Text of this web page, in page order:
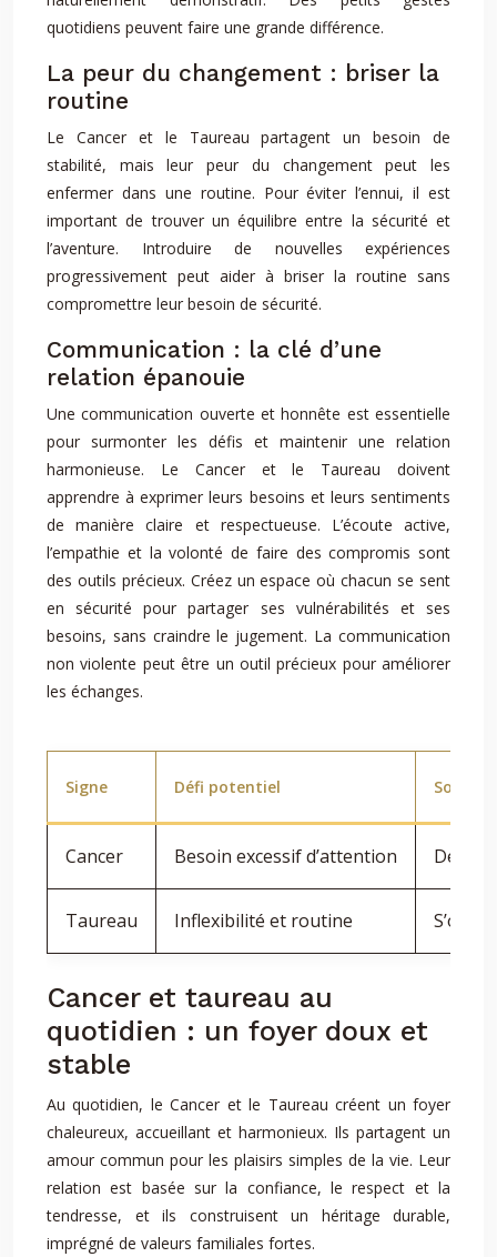
quotidiens peuvent faire une grande différence.
La peur du changement : briser la
routine
Le Cancer et le Taureau partagent un besoin de
stabilité, mais leur peur du changement peut les
enfermer dans une routine. Pour éviter l’ennui, il est
important de trouver un équilibre entre la sécurité et
l’aventure. Introduire de nouvelles expériences
progressivement peut aider à briser la routine sans
compromettre leur besoin de sécurité.
Communication : la clé d’une
relation épanouie
Une communication ouverte et honnête est essentielle
pour surmonter les défis et maintenir une relation
harmonieuse. Le Cancer et le Taureau doivent
apprendre à exprimer leurs besoins et leurs sentiments
de manière claire et respectueuse. L’écoute active,
l’empathie et la volonté de faire des compromis sont
des outils précieux. Créez un espace où chacun se sent
en sécurité pour partager ses vulnérabilités et ses
besoins, sans craindre le jugement. La communication
non violente peut être un outil précieux pour améliorer
les échanges.
Signe Défi potentiel
Cancer Besoin excessif d’attention
Taureau Inflexibilité et routine
Cancer et taureau au
quotidien : un foyer doux et
stable
Au quotidien, le Cancer et le Taureau créent un foyer
chaleureux, accueillant et harmonieux. Ils partagent un
amour commun pour les plaisirs simples de la vie. Leur
relation est basée sur la confiance, le respect et la
tendresse, et ils construisent un héritage durable,
imprégné de valeurs familiales fortes.